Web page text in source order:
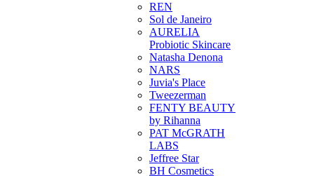
REN
Sol de Janeiro
AURELIA
Probiotic Skincare
Natasha Denona
NARS
Juvia's Place
Tweezerman
FENTY BEAUTY
by Rihanna
PAT McGRATH
LABS
Jeffree Star
BH Cosmetics